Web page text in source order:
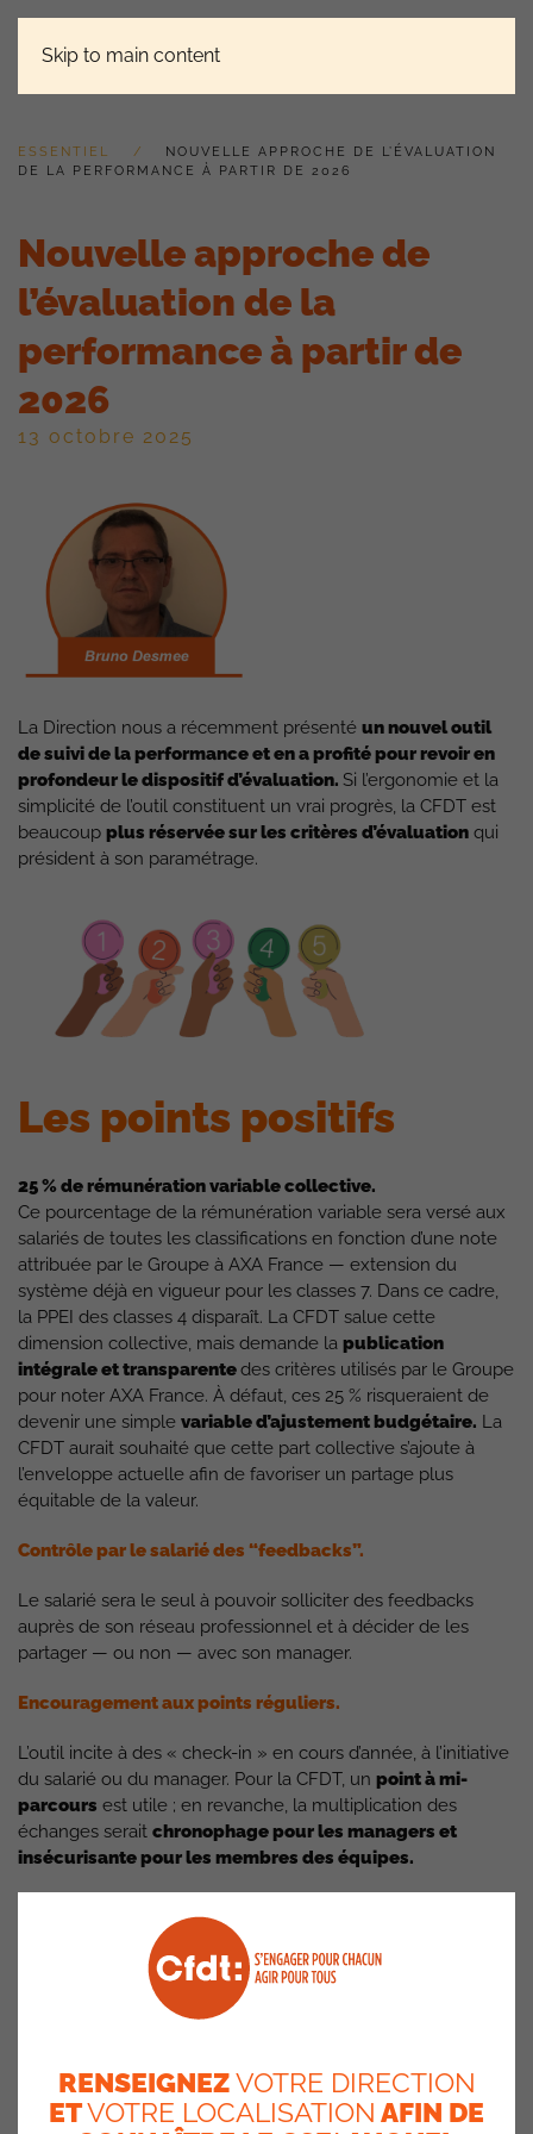
Skip to main content
ESSENTIEL
NOUVELLE APPROCHE DE L’ÉVALUATION
DE LA PERFORMANCE À PARTIR DE 2026
Nouvelle approche de
l’évaluation de la
performance à partir de
2026
13 octobre 2025
La Direction nous a récemment présenté un nouvel outil
de suivi de la performance et en a profité pour revoir en
profondeur le dispositif d’évaluation. Si l’ergonomie et la
simplicité de l’outil constituent un vrai progrès, la CFDT est
beaucoup plus réservée sur les critères d’évaluation qui
président à son paramétrage.
Les points positifs
25 % de rémunération variable collective.
Ce pourcentage de la rémunération variable sera versé aux
salariés de toutes les classifications en fonction d’une note
attribuée par le Groupe à AXA France — extension du
système déjà en vigueur pour les classes 7. Dans ce cadre,
la PPEI des classes 4 disparaît. La CFDT salue cette
dimension collective, mais demande la publication
intégrale et transparentedes critères utilisés par le Groupe
pour noter AXA France. À défaut, ces 25 % risqueraient de
devenir une simple variable d’ajustement budgétaire. La
CFDT aurait souhaité que cette part collective s’ajoute à
l’enveloppe actuelle afin de favoriser un partage plus
équitable de la valeur.
Contrôle par le salarié des “feedbacks”.
Le salarié sera le seul à pouvoir solliciter des feedbacks
auprès de son réseau professionnel et à décider de les
partager — ou non — avec son manager.
Encouragement aux points réguliers.
L’outil incite à des « check-in » en cours d’année, à l’initiative
du salarié ou du manager. Pour la CFDT, un point à mi-
parcours est utile ; en revanche, la multiplication des
échanges serait chronophage pour les managers et
insécurisante pour les membres des équipes.
RENSEIGNEZVOTRE DIRECTION
ETVOTRE LOCALISATION AFIN DE